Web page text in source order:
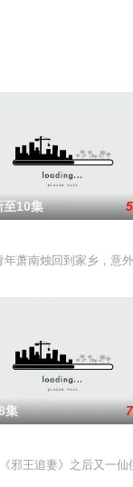
至10集
年萧南烛回到家乡，意
人类社会的飞速发展
集
邪王追妻》之后又一